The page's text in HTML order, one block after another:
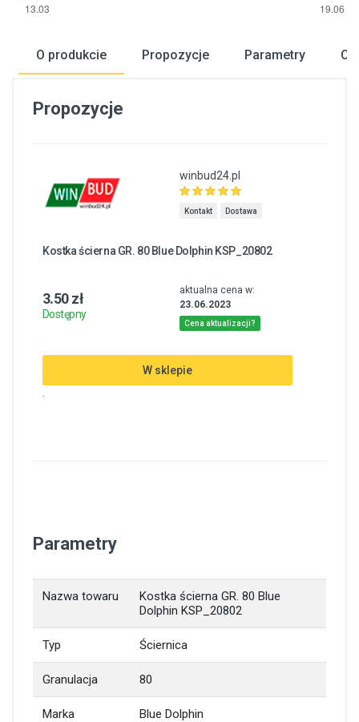
O produkcie Propozycje Parametry
Propozycje
winbud24.pl
Kontakt Dostawa
Kostka ścierna GR. 80 Blue Dolphin KSP_20802
3.50 zł
Dostępny
aktualna cena w:
23.06.2023
Cena aktualizacji?
W sklepie
.
Parametry
Nazwa towaru
Kostka ścierna GR. 80 Blue
Dolphin KSP_20802
Typ Ściernica
Granulacja 80
Marka Blue Dolphin